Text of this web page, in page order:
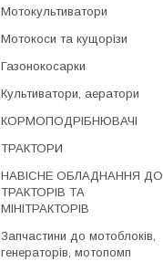
Мотокультиватори
Мотокоси та кущорізи
Газонокосарки
Культиватори, аератори
КОРМОПОДРІБНЮВАЧІ
ТРАКТОРИ
НАВІСНЕ ОБЛАДНАННЯ ДО
ТРАКТОРІВ ТА
МІНІТРАКТОРІВ
Запчастини до мотоблоків,
генераторів, мотопомп